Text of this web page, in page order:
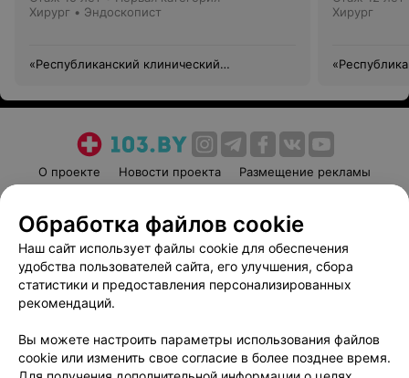
Хирург • Эндоскопист
«Республиканский клинический
Хирург
О проекте Новости проекта
Размещение рекламы
Пользовательское соглашение
Способы оплаты
Вакансии
Партнеры
Написать руководителю 103.by
Обработка персональных данных
Обработка файлов cookie
Наш сайт использует файлы cookie для обеспечения
удобства пользователей сайта, его улучшения, сбора
статистики и предоставления персонализированных
рекомендаций.
Вы можете настроить параметры использования файлов
cookie или изменить свое согласие в более позднее время.